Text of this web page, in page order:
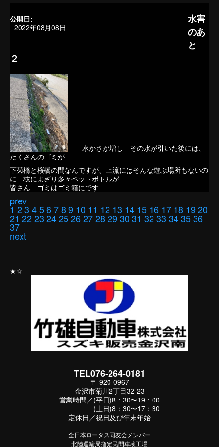
公開日:
2022年08月08日
水害
のあ
と
２
水かさが増し その水が引いた後には、
たくさんのゴミが
下菊橋と桜橋の間なんですが、上流にはそんな遊ぶ場所もないの
に 枝にまざり多々ペットボトルが
皆さん ゴミはゴミ箱にです
prev
1 23 456789 10 11 12 13 14 15 16 17 18 1920
21 2223 24252627282930 31 3233 343536
37
next
★☆
TEL076-264-0181
〒 920-0967
金沢市菊川2丁目32-23
営業時間／(平日)8：30〜19：00
(土日)8：30〜17：30
定休日／祝日及び年末年始
全日本ロータス同友会メンバー
北陸運輸局指定民間車検工場